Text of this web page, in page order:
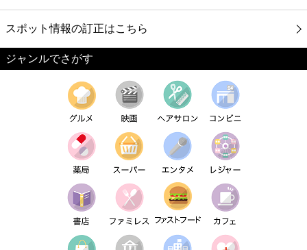
スポット情報の訂正はこちら
ジャンルでさがす